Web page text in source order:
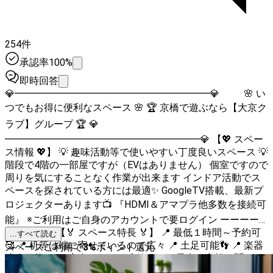
254件
承認率100%
即時回答
💎━━━━━━━━━━━━━━━━━━━━💎 🌸 い
つでもお得に便利なスペース 🌸 🏆 京橋で遊ぶなら【大京ク
ラブ】グループ 🏆 💎
━━━━━━━━━━━━━━━━━━━━💎 【💖 スペー
ス情報 💖】 💡 趣味活動等で使いやすい丁度良いスペース 💡
階段で4階の一部屋ですが（EVはありません） 個室ですので
周りを気にすることなく作業が出来ます インドア活動でス
ペースを探されている方には最適✨ GoogleTV搭載、最新プ
ロジェクターあります📺 『HDMI＆アマプラ他多数を接続可
能』 ※ご利用はご自身のアカウントで要ログイン ーーーー
ーーーーー 【🏅 スペース特長 🏅】 📍 最低１時間～予約可
🥰 📍 机等は端に寄せているので広々 📍 土足可能👣 📍 楽器
演奏可能🎺 📍 室内はある程度静か🎵（電車の音等は聞こえ
...すべて読む
スペースご利用で3%ポイント還元